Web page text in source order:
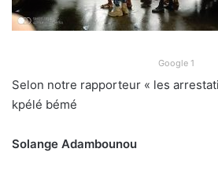
Google 1
Selon notre rapporteur « les
kpélé bémé
Solange Adambounou